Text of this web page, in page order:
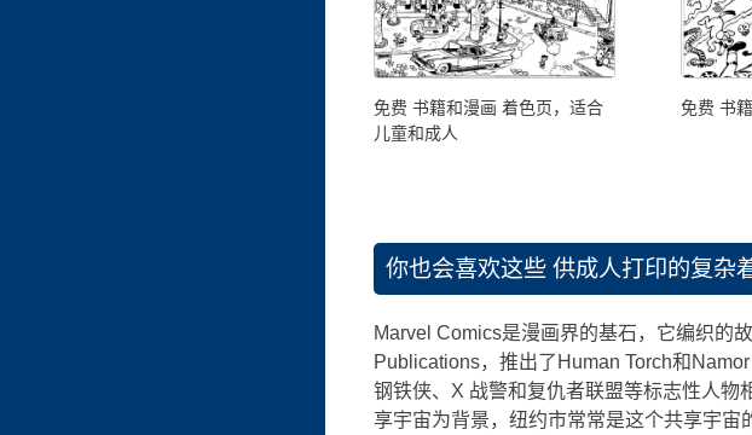
免费 书籍和漫画 着色页，适合
儿童和成人
免费 书
你也会喜欢这些 供成人打印的复杂
Marvel Comics是漫画界的基石，它编织的
Publications，推出了Human Torch和
钢铁侠、X 战警和复仇者联盟等标志性人物
享宇宙为背景，纽约市常常是这个共享宇